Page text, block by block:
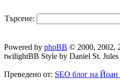
Търсене:
Powered by phpBB © 2000, 2002,
twilightBB Style by Daniel St.
Преведено от: SEO блог на Йоан